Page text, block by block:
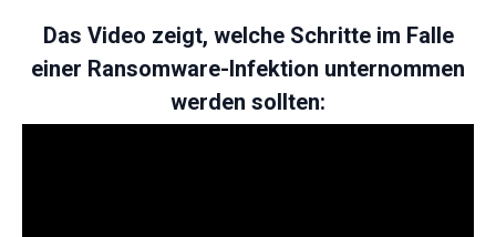
Das Video zeigt, welche Schritte im Falle
einer Ransomware-Infektion unternommen
werden sollten: